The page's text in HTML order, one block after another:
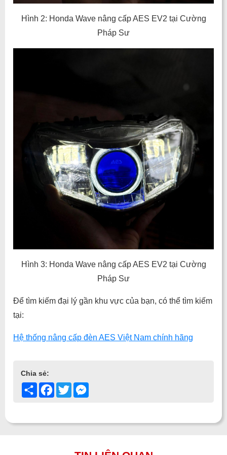
Hình 2: Honda Wave nâng cấp AES EV2 tại Cường
Pháp Sư
Hình 3: Honda Wave nâng cấp AES EV2 tại Cường
Pháp Sư
Để tìm kiếm đại lý gần khu vực của bạn, có thể tìm kiếm
tại:
Hệ thống nâng cấp đèn AES Việt Nam chính hãng
Chia sẻ:
Share Facebook
Twitter